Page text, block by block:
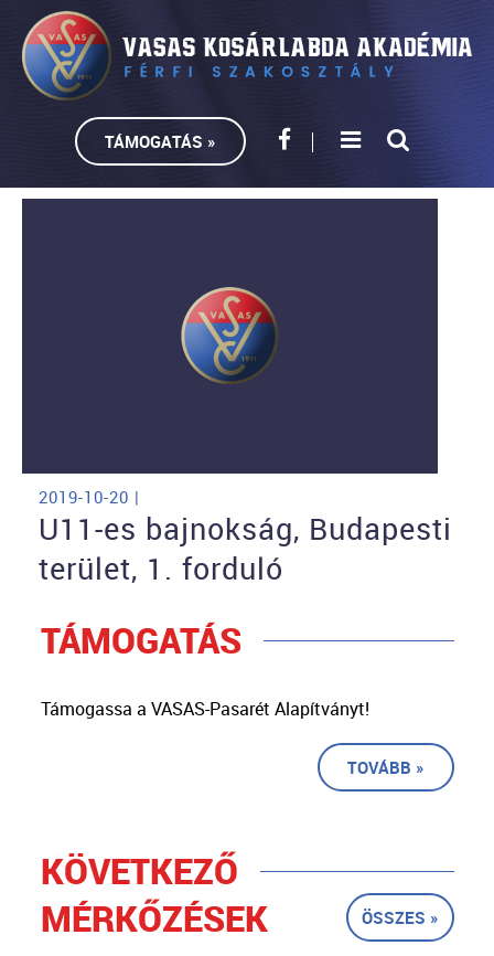
TÁMOGATÁS »
2019-10-20 |
U11-es bajnokság, Budapesti
terület, 1. forduló
TÁMOGATÁS
Támogassa a VASAS-Pasarét Alapítványt!
TOVÁBB »
KÖVETKEZŐ
MÉRKŐZÉSEK
ÖSSZES »